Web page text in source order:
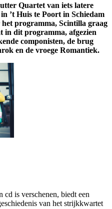
Quartet van iets latere
’t Huis te Poort in Schiedam
programma, Scintilla graag
in dit programma, afgezien
componisten, de brug
en de vroege Romantiek.
is verschenen, biedt een
van het strijkkwartet